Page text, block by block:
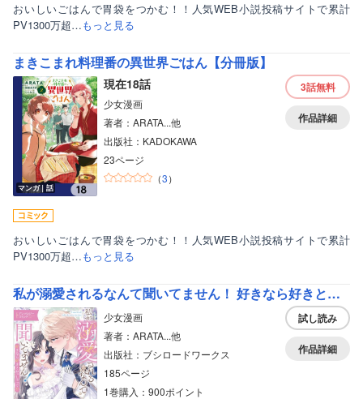
おいしいごはんで胃袋をつかむ！！人気WEB小説投稿サイトで累計
PV1300万超…もっと見る
まきこまれ料理番の異世界ごはん【分冊版】
マンガ｜話
現在18話
少女漫画
著者：ARATA...他
出版社：KADOKAWA
23ページ
（3）
3話無料
作品詳細
おいしいごはんで胃袋をつかむ！！人気WEB小説投稿サイトで累計
PV1300万超…もっと見る
私が溺愛されるなんて聞いてません！ 好きなら好きとおっしゃって！？ アンソロジーコミック
少女漫画
著者：ARATA...他
出版社：ブシロードワークス
185ページ
1巻購入：900ポイント
試し読み
作品詳細